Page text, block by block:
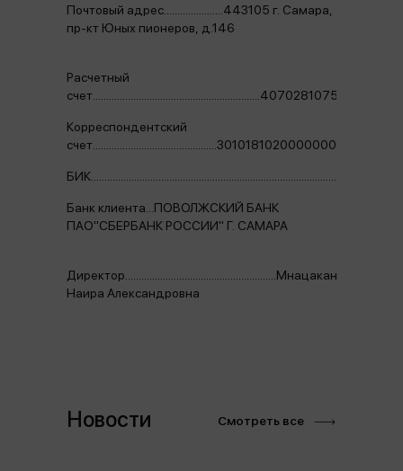
Почтовый адрес......................443105 г. Самара,
пр-кт Юных пионеров, д.146
Расчетный
Корреспондентский
счет..............................................30101810200000000607
Банк клиента...ПОВОЛЖСКИЙ БАНК
ПАО"СБЕРБАНК РОССИИ" Г. САМАРА
Директор........................................................Мнацаканян
Наира Александровна
Новости Смотреть все